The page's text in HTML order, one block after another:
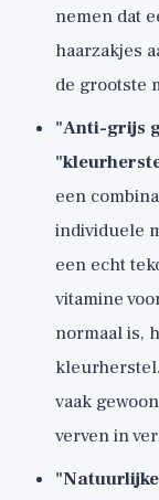
nemen dat
haarzakjes
de grootste
"Anti-grijs
een
individuele
een echt
vitamine
normaal is,
vaak
verven in